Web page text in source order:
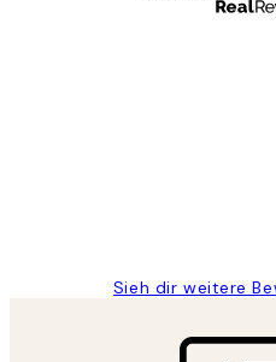
Sieh dir weitere